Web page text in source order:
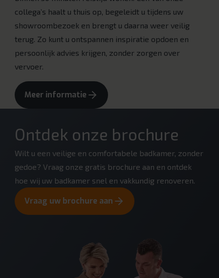
collega’s haalt u thuis op, begeleidt u tijdens uw
showroombezoek en brengt u daarna weer veilig
terug. Zo kunt u ontspannen inspiratie opdoen en
persoonlijk advies krijgen, zonder zorgen over
vervoer.
Meer informatie
Ontdek onze brochure
Wilt u een veilige en comfortabele badkamer, zonder
gedoe? Vraag onze gratis brochure aan en ontdek
hoe wij uw badkamer snel en vakkundig renoveren.
Vraag uw brochure aan